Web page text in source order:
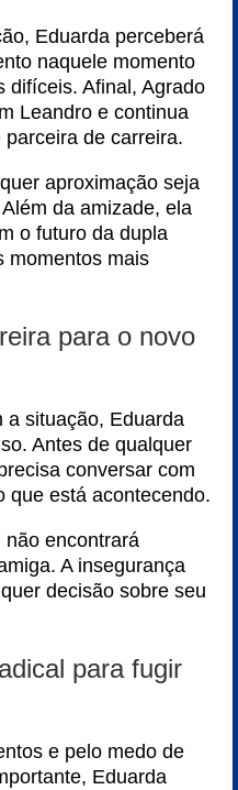
Eduarda perceberá
naquele momento
difíceis. Afinal, Agrado
Leandro e continua
de carreira.
aproximação seja
da amizade, ela
o futuro da dupla
momentos mais
para o novo
a situação, Eduarda
Antes de qualquer
conversar com
que está acontecendo.
encontrará
A insegurança
decisão sobre seu
para fugir
e pelo medo de
Eduarda